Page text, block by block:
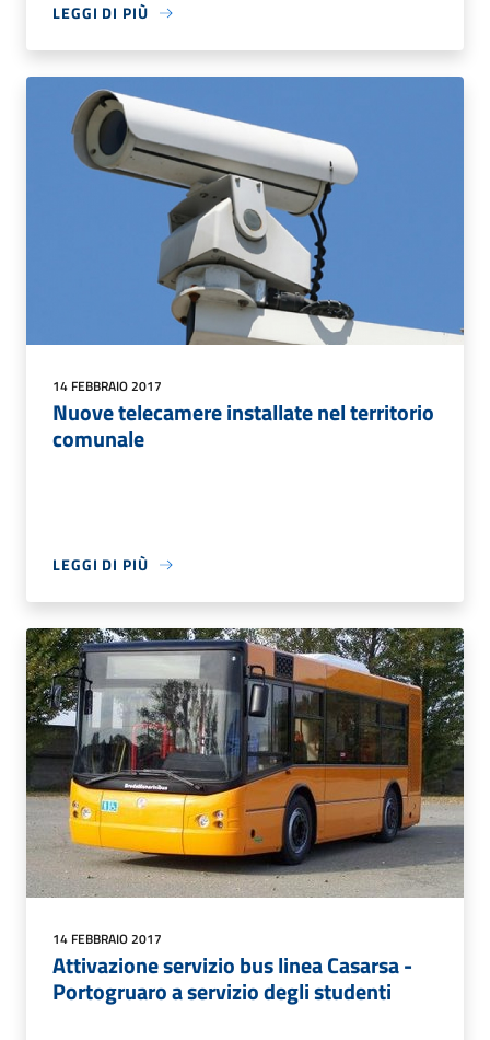
LEGGI DI PIÙ
14 FEBBRAIO 2017
Nuove telecamere installate nel territorio
comunale
LEGGI DI PIÙ
14 FEBBRAIO 2017
Attivazione servizio bus linea Casarsa -
Portogruaro a servizio degli studenti